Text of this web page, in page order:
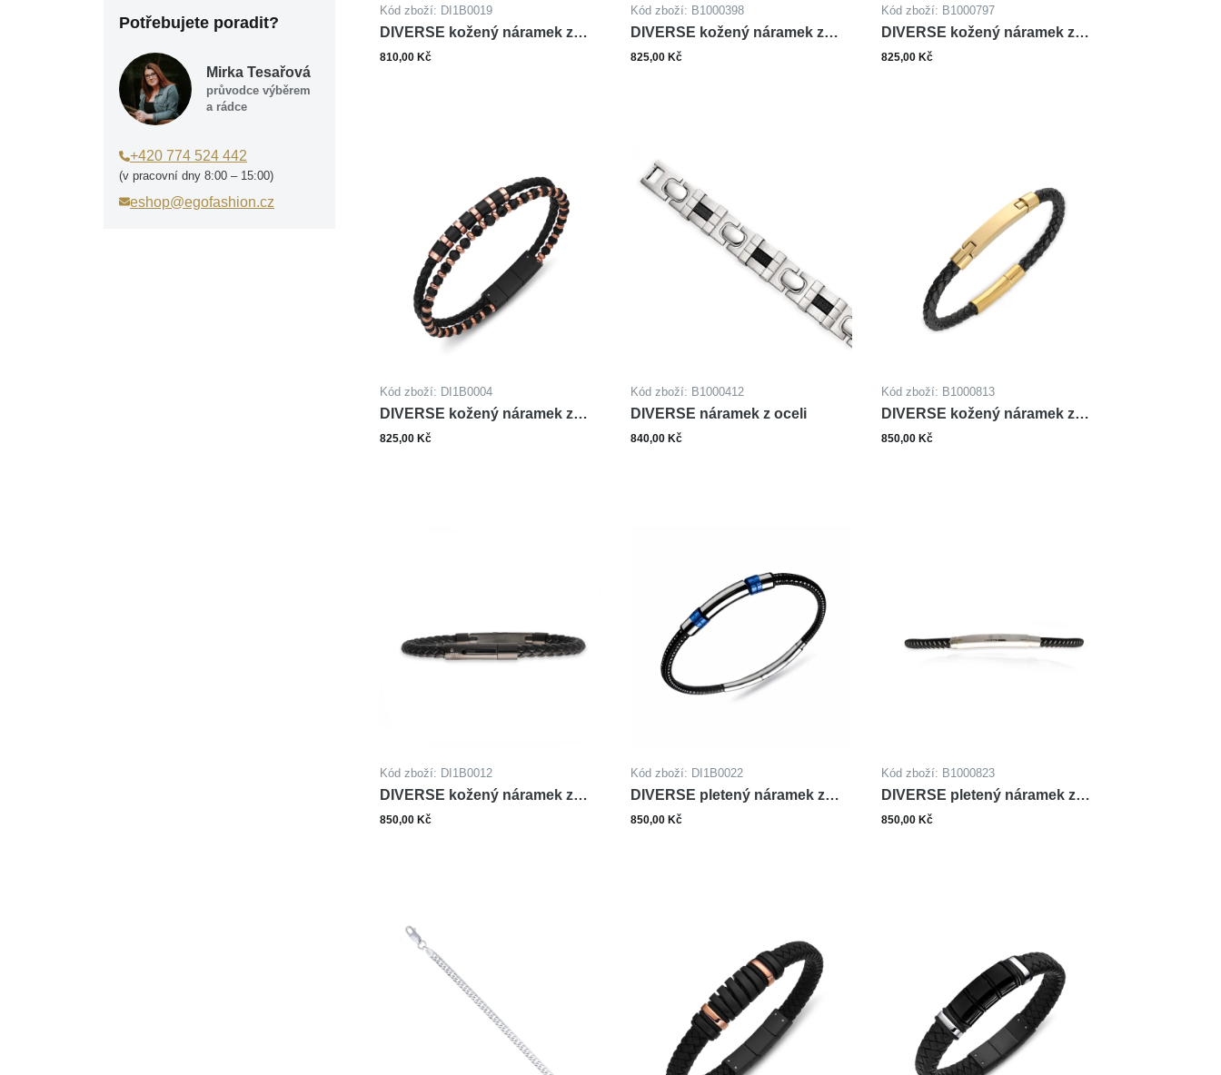
Potřebujete poradit?
Mirka Tesařová
průvodce výběrem
a rádce
+420 774 524 442
(v pracovní dny 8:00 – 15:00)
eshop@egofashion.cz
Kód zboží: DI1B0019
DIVERSE kožený náramek z
oceli
810,00 Kč
Kód zboží: B1000398
DIVERSE kožený náramek z
oceli
825,00 Kč
Kód zboží: B1000797
DIVERSE kožený náramek z
oceli
825,00 Kč
Kód zboží: DI1B0004
DIVERSE kožený náramek z
oceli s kameny
825,00 Kč
Kód zboží: B1000412
DIVERSE náramek z oceli
840,00 Kč
Kód zboží: B1000813
DIVERSE kožený náramek z
oceli
850,00 Kč
Kód zboží: DI1B0012
DIVERSE kožený náramek z
oceli
850,00 Kč
Kód zboží: DI1B0022
DIVERSE pletený náramek z
oceli
850,00 Kč
Kód zboží: B1000823
DIVERSE pletený náramek z
oceli
850,00 Kč